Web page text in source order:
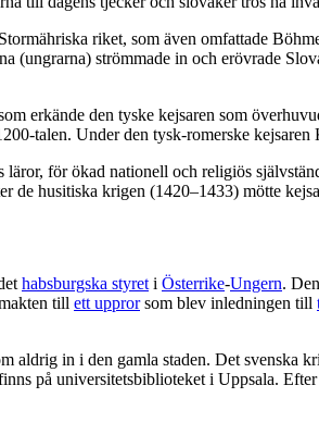
riket, som även omfattade
(ungrarna) strömmade in och erövrade
erkände den tyske kejsaren som
talen. Under den tysk-romerske
för ökad nationell och religiös
de husitiska krigen (1420–1433) mötte
habsburgska styret i Österrike-Ungern.
till ett upprorsom blev inledningen till
aldrig in i den gamla staden. Det svenska
på universitetsbiblioteket i Uppsala.